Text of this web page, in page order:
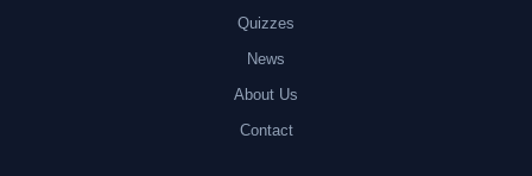
Quizzes
News
About Us
Contact